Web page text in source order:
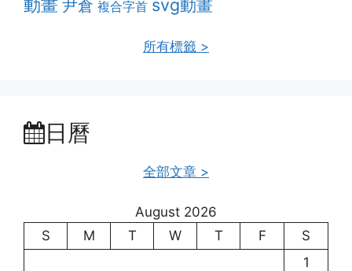
尹倉 複合字首 svg動畫
所有標籤 >
日曆
全部文章 >
August 2026
S
M T W T F
S
1